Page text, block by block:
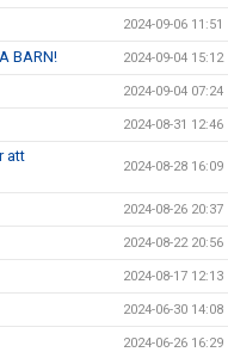
2024-09-06 11:51
BARN! 2024-09-04 15:12
2024-09-04 07:24
2024-08-31 12:46
att
2024-08-28 16:09
2024-08-26 20:37
2024-08-22 20:56
2024-08-17 12:13
2024-06-30 14:08
2024-06-26 16:29